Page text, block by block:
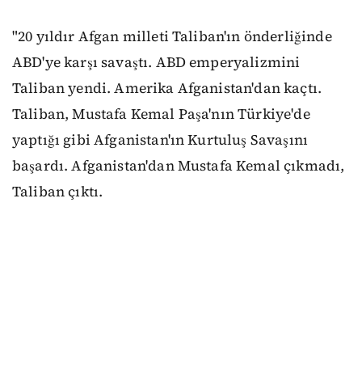
"20 yıldır Afgan milleti Taliban'ın önderliğinde
ABD'ye karşı savaştı. ABD emperyalizmini
Taliban yendi. Amerika Afganistan'dan kaçtı.
Taliban, Mustafa Kemal Paşa'nın Türkiye'de
yaptığı gibi Afganistan'ın Kurtuluş Savaşını
başardı. Afganistan'dan Mustafa Kemal çıkmadı,
Taliban çıktı.